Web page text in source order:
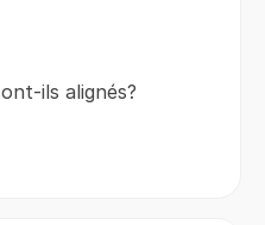
ils alignés?